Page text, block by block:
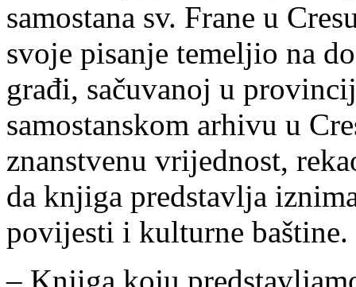
samostana sv. Frane u
svoje pisanje temeljio na
građi, sačuvanoj u
samostanskom arhivu u
znanstvenu vrijednost,
da knjiga predstavlja
povijesti i kulturne baštine.